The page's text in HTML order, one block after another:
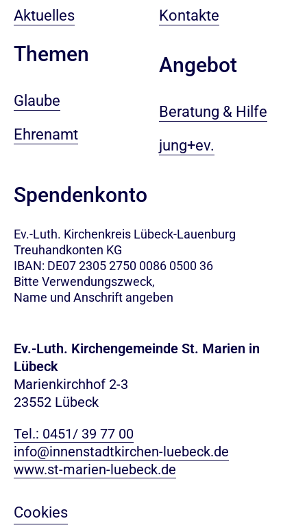
Aktuelles
Themen
Glaube
Ehrenamt
Kontakte
Angebot
Beratung & Hilfe
jung+ev.
Spendenkonto
Ev.-Luth. Kirchenkreis Lübeck-Lauenburg
Treuhandkonten KG
IBAN: DE07 2305 2750 0086 0500 36
Bitte Verwendungszweck,
Name und Anschrift angeben
Ev.-Luth. Kirchengemeinde St. Marien in
Lübeck
Marienkirchhof 2-3
23552 Lübeck
Tel.: 0451/ 39 77 00
info@innenstadtkirchen-luebeck.de
www.st-marien-luebeck.de
Cookies